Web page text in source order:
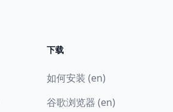
下载
如何安装 (en)
谷歌浏览器 (en)